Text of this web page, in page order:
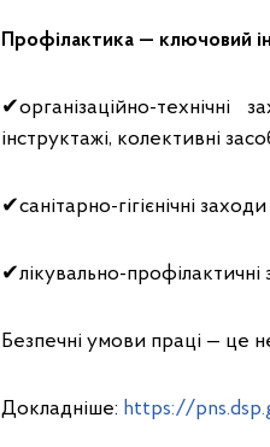
Профілактика — ключовий
✔організаційно-технічні
інструктажі, колективні
✔санітарно-гігієнічні
✔лікувально-
Безпечні умови праці — це
Докладніше: https://